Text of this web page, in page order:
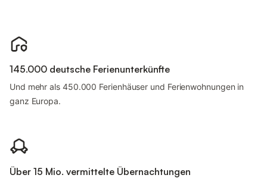
145.000 deutsche Ferienunterkünfte
Und mehr als 450.000 Ferienhäuser und Ferienwohnungen in
ganz Europa.
Über 15 Mio. vermittelte Übernachtungen